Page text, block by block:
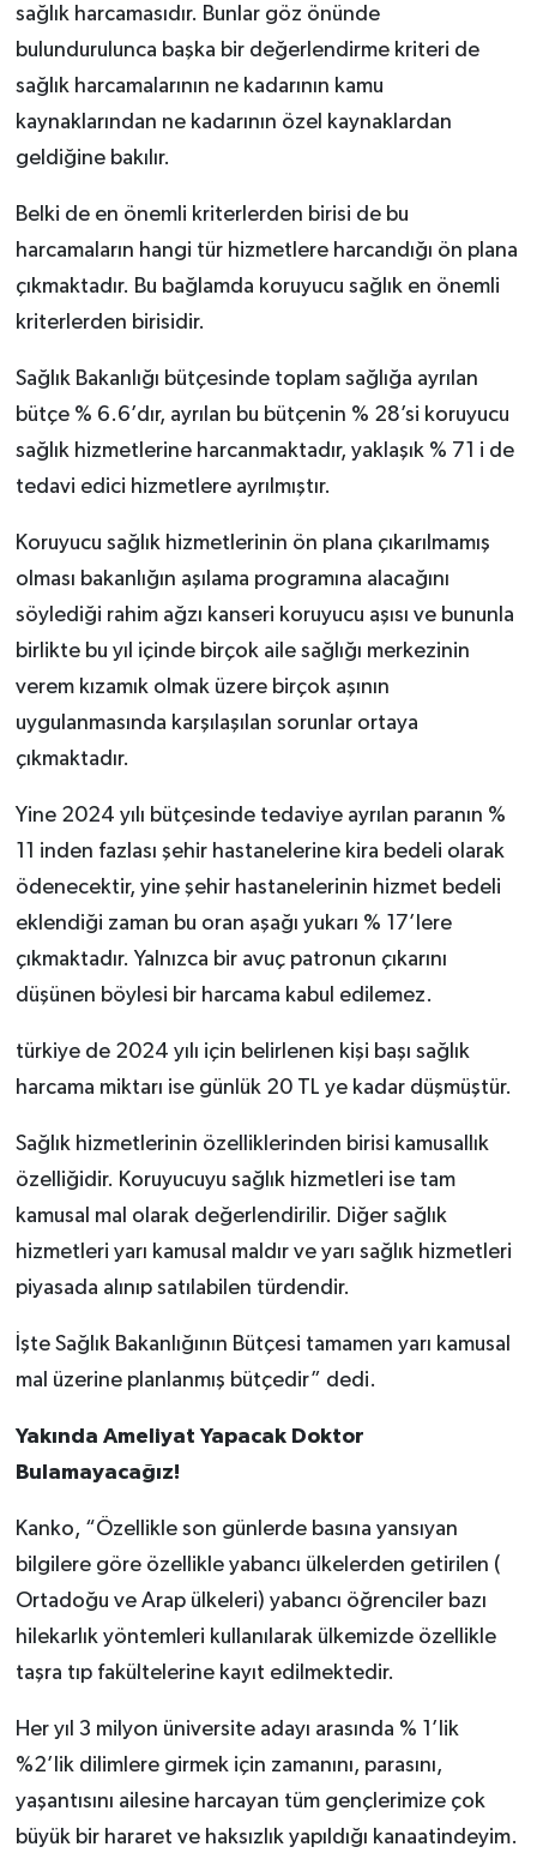
sağlık harcamasıdır. Bunlar göz önünde
bulundurulunca başka bir değerlendirme kriteri de
sağlık harcamalarının ne kadarının kamu
kaynaklarından ne kadarının özel kaynaklardan
geldiğine bakılır.
Belki de en önemli kriterlerden birisi de bu
harcamaların hangi tür hizmetlere harcandığı ön plana
çıkmaktadır. Bu bağlamda koruyucu sağlık en önemli
kriterlerden birisidir.
Sağlık Bakanlığı bütçesinde toplam sağlığa ayrılan
bütçe % 6.6’dır, ayrılan bu bütçenin % 28’si koruyucu
sağlık hizmetlerine harcanmaktadır, yaklaşık % 71 i de
tedavi edici hizmetlere ayrılmıştır.
Koruyucu sağlık hizmetlerinin ön plana çıkarılmamış
olması bakanlığın aşılama programına alacağını
söylediği rahim ağzı kanseri koruyucu aşısı ve bununla
birlikte bu yıl içinde birçok aile sağlığı merkezinin
verem kızamık olmak üzere birçok aşının
uygulanmasında karşılaşılan sorunlar ortaya
çıkmaktadır.
Yine 2024 yılı bütçesinde tedaviye ayrılan paranın %
11 inden fazlası şehir hastanelerine kira bedeli olarak
ödenecektir, yine şehir hastanelerinin hizmet bedeli
eklendiği zaman bu oran aşağı yukarı % 17’lere
çıkmaktadır. Yalnızca bir avuç patronun çıkarını
düşünen böylesi bir harcama kabul edilemez.
türkiye de 2024 yılı için belirlenen kişi başı sağlık
harcama miktarı ise günlük 20 TL ye kadar düşmüştür.
Sağlık hizmetlerinin özelliklerinden birisi kamusallık
özelliğidir. Koruyucuyu sağlık hizmetleri ise tam
kamusal mal olarak değerlendirilir. Diğer sağlık
hizmetleri yarı kamusal maldır ve yarı sağlık hizmetleri
piyasada alınıp satılabilen türdendir.
İşte Sağlık Bakanlığının Bütçesi tamamen yarı kamusal
mal üzerine planlanmış bütçedir” dedi.
Yakında Ameliyat Yapacak Doktor
Bulamayacağız!
Kanko, “Özellikle son günlerde basına yansıyan
bilgilere göre özellikle yabancı ülkelerden getirilen (
Ortadoğu ve Arap ülkeleri) yabancı öğrenciler bazı
hilekarlık yöntemleri kullanılarak ülkemizde özellikle
taşra tıp fakültelerine kayıt edilmektedir.
Her yıl 3 milyon üniversite adayı arasında % 1’lik
%2’lik dilimlere girmek için zamanını, parasını,
yaşantısını ailesine harcayan tüm gençlerimize çok
büyük bir hararet ve haksızlık yapıldığı kanaatindeyim.